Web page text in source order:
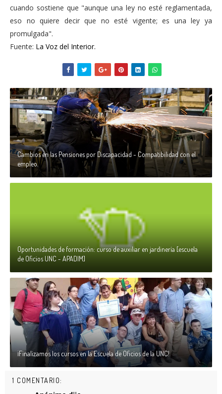
cuando sostiene que "aunque una ley no esté reglamentada,
eso no quiere decir que no esté vigente; es una ley ya
promulgada".
Fuente: La Voz del Interior.
Cambios en las Pensiones por Discapacidad - Compatibilidad con el
empleo.
Oportunidades de formación: curso de auxiliar en jardinería [escuela
de Oficios UNC - APADIM]
¡Finalizamos los cursos en la Escuela de Oficios de la UNC!
1 COMENTARIO: